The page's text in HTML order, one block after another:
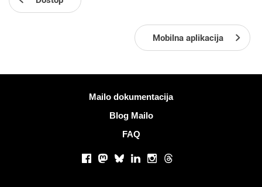
Mobilna aplikacija
Mailo dokumentacija
Blog Mailo
FAQ
Facebook
Mastodon
BlueskyLinkedInInstagram
Threads